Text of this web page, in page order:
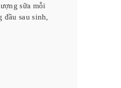
sữa mỗi
sau sinh,